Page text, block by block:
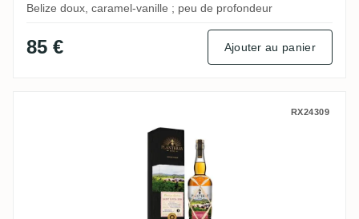
Belize doux, caramel-vanille ; peu de profondeur
85 € Ajouter au panier
Planteray Prestige Cellar selected byRX24309